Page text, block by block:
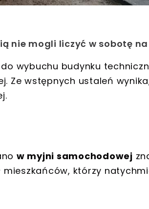
nie mogli liczyć w sobotę na
wybuchu budynku
Ze wstępnych ustaleń
w myjni samochodowej
mieszkańców, którzy